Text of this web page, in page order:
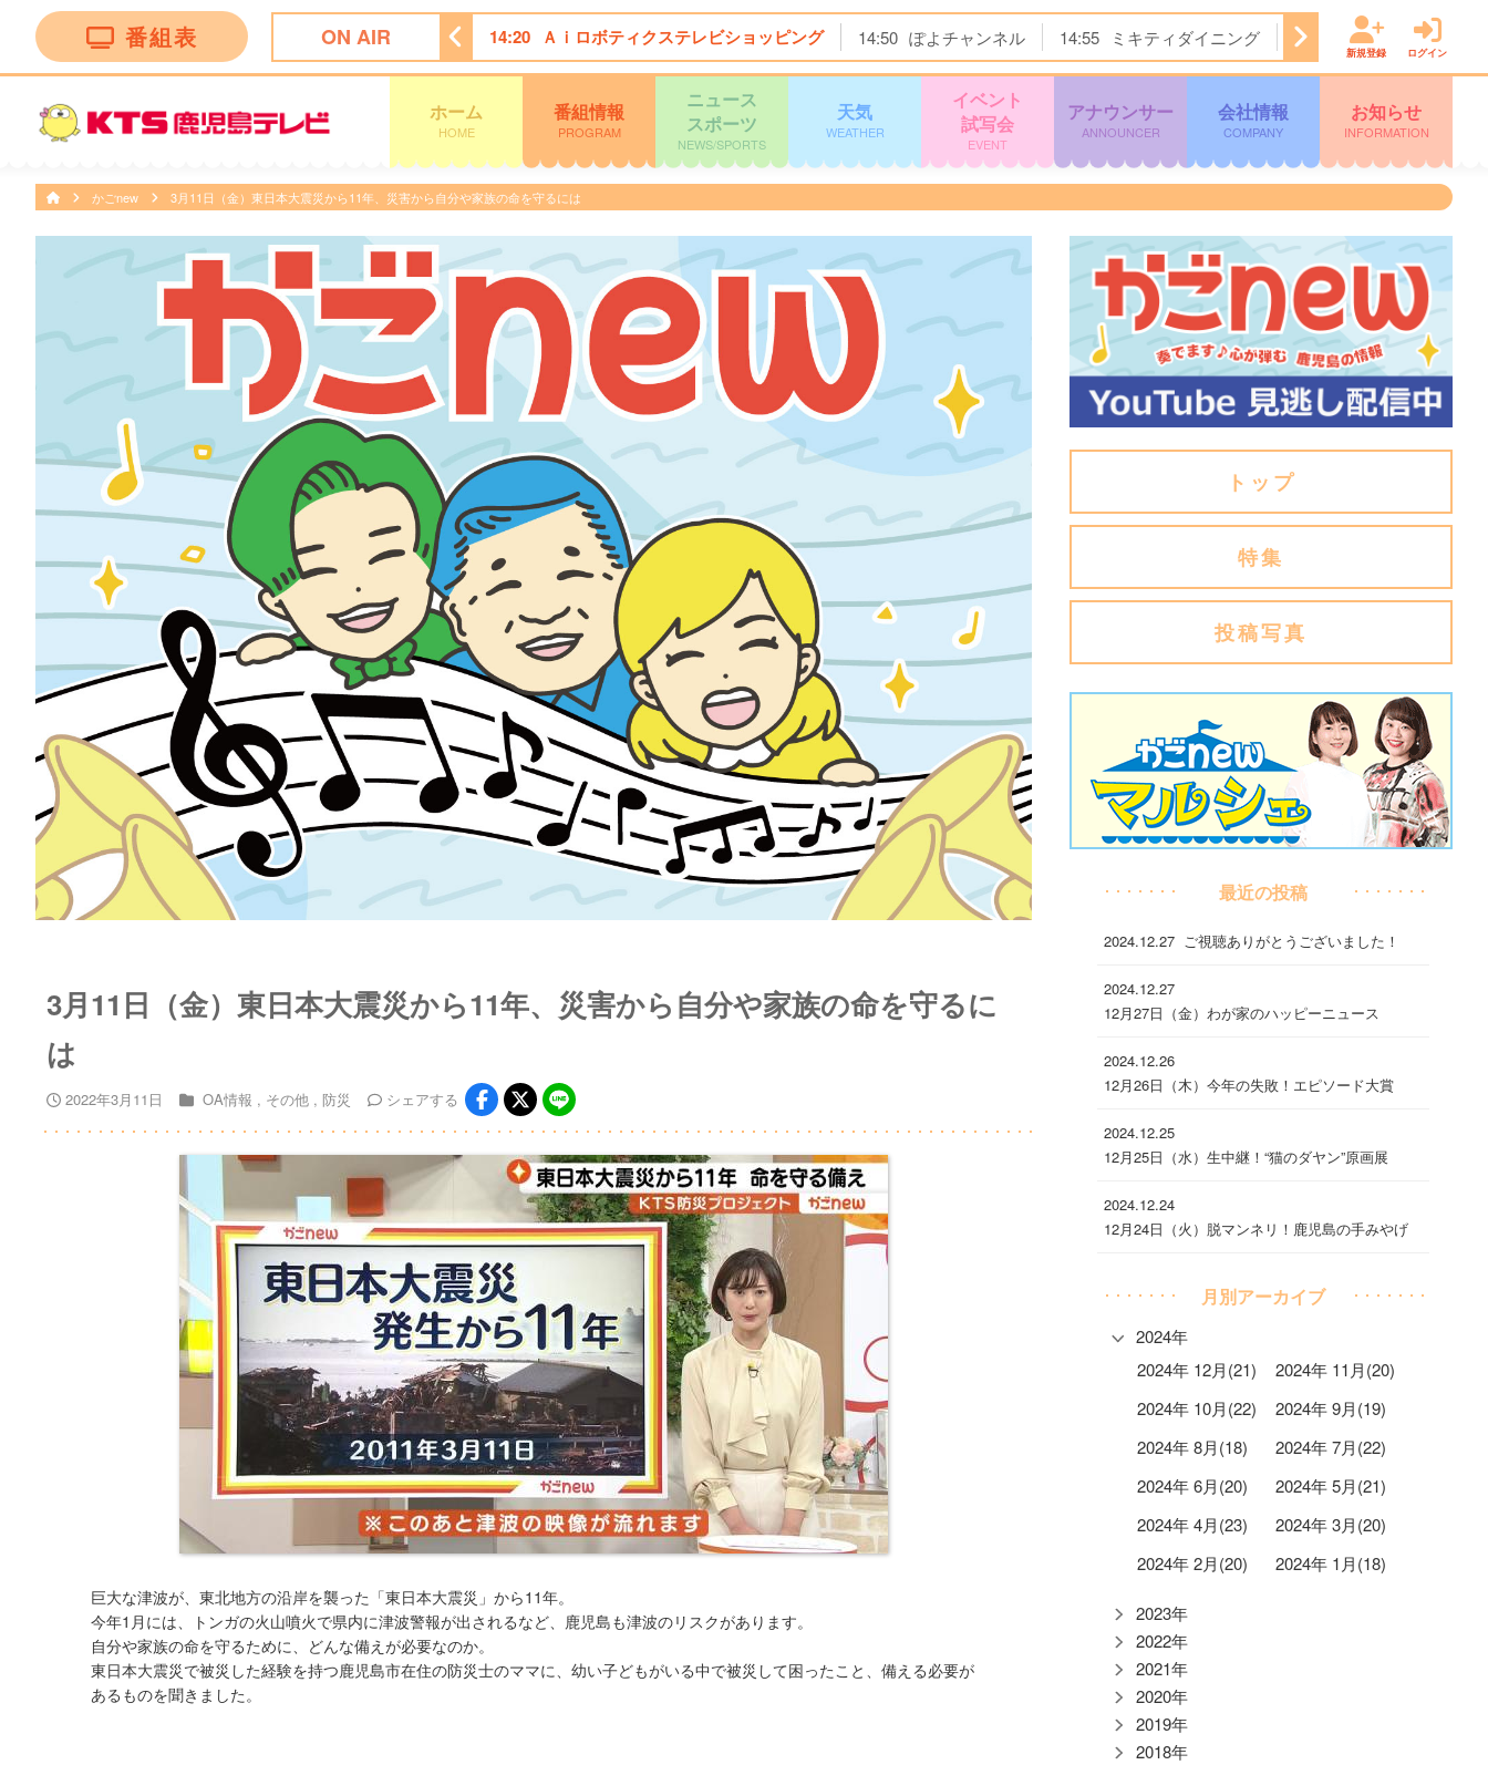
番組表 ON AIR
11:47 ぽかぽか ゆうかテレビショッピング 14:20 Ａｉロボティクステレビショッピング 14:50 ぽよチャンネル 14:55 ミキティダイニング 15:45 Ｌｉｖｅ Ｎｅｗ
新規登録 ログイン
ホーム
HOME
番組情報
PROGRAM
ニュース
スポーツ
NEWS/SPORTS
天気
WEATHER
イベント
試写会
EVENT
アナウンサー
ANNOUNCER
会社情報
COMPANY
お知らせ
INFORMATION
かごnew 3月11日（金）東日本大震災から11年、災害から自分や家族の命を守るには
3月11日（金）東日本大震災から11年、災害から自分や家族の命を守るに
は
2022年3月11日 OA情報 その他 防災 シェアする
巨大な津波が、東北地方の沿岸を襲った「東日本大震災」から11年。
今年1月には、トンガの火山噴火で県内に津波警報が出されるなど、鹿児島も津波のリスクがあります。
自分や家族の命を守るために、どんな備えが必要なのか。
東日本大震災で被災した経験を持つ鹿児島市在住の防災士のママに、幼い子どもがいる中で被災して困ったこと、備える必要が
あるものを聞きました。
トップ
特集
投稿写真
最近の投稿
2024.12.27 ご視聴ありがとうございました！
2024.12.27
12月27日（金）わが家のハッピーニュース
2024.12.26
12月26日（木）今年の失敗！エピソード大賞
2024.12.25
12月25日（水）生中継！“猫のダヤン”原画展
2024.12.24
12月24日（火）脱マンネリ！鹿児島の手みやげ
月別アーカイブ
2024年
2024年 12月(21)
2024年 11月(20)
2024年 10月(22)
2024年 9月(19)
2024年 8月(18)
2024年 7月(22)
2024年 6月(20)
2024年 5月(21)
2024年 4月(23)
2024年 3月(20)
2024年 2月(20)
2024年 1月(18)
2023年
2022年
2021年
2020年
2019年
2018年